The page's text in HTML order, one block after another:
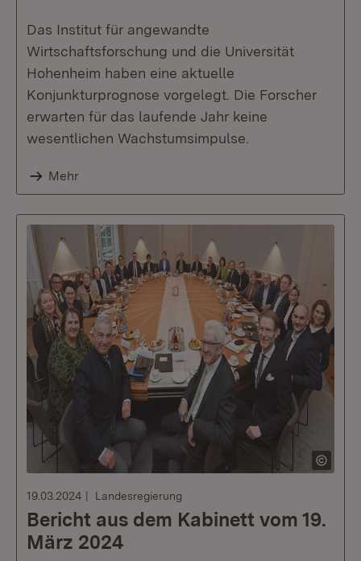
Das Institut für angewandte
Wirtschaftsforschung und die Universität
Hohenheim haben eine aktuelle
Konjunkturprognose vorgelegt. Die Forscher
erwarten für das laufende Jahr keine
wesentlichen Wachstumsimpulse.
Mehr
19.03.2024 Landesregierung
Bericht aus dem Kabinett vom 19.
März 2024